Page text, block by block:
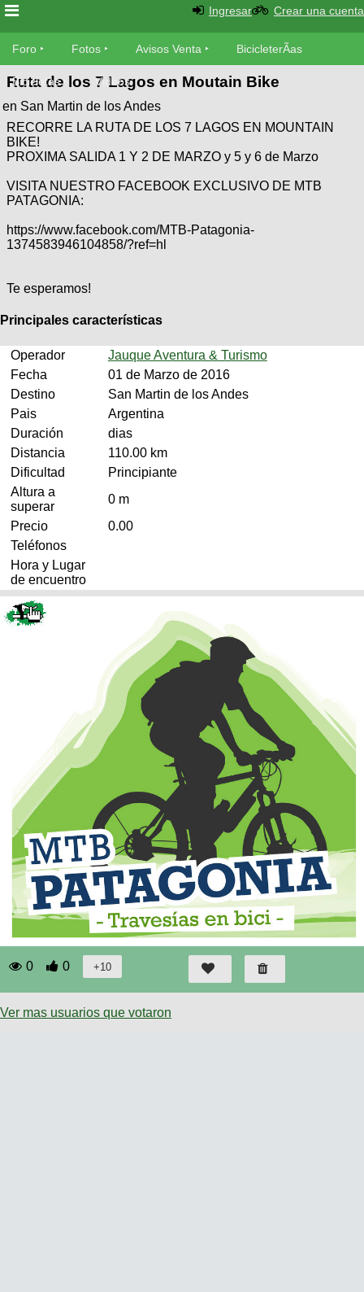
Foro
Foro
TÃ©cnica
MecÃ¡nica
Fotos
SUBÃ
tu foto
Galeria
XC
Viajes
Descenso
Dirt
BMX
Ruta,
triatlon
De
todo
Retro
Enduro
Ranking
Fotos
del
DÃA
Avisos
Ventas
SUBÃ
tu
aviso
Buscar
Ultimos
Categorias
COMPRO
CANJE
Mi
ReputaciÃ³n
Mis
Compras
Mis
Ventas
BicicleterÃ­
Bicicletas
Freerider
TÃ©cnica
MecÃ¡nica
Robadas
Noticias
Calendario
Videos
Cicloturismo
Salidas
Operadores
de
cicloturismo
Relatos
de
viajes
Foro
de
viajes
Usuarios
Ãšltimos
Buscar
Mis
Amigos
Actividad
de
Amigos
Ingresar Crear una cuenta
Foro Fotos Avisos Venta BicicleterÃ­as
Bicicletas Videos
Ruta de los 7 Lagos en Moutain Bike
en San Martin de los Andes
RECORRE LA RUTA DE LOS 7 LAGOS EN MOUNTAIN
BIKE!
PROXIMA SALIDA 1 Y 2 DE MARZO y 5 y 6 de Marzo
VISITA NUESTRO FACEBOOK EXCLUSIVO DE MTB
PATAGONIA:
https://www.facebook.com/MTB-Patagonia-
1374583946104858/?ref=hl
Te esperamos!
Principales características
Operador
Jauque Aventura & Turismo
Fecha
01 de Marzo de 2016
Destino
San Martin de los Andes
Pais
Argentina
Duración
dias
Distancia
110.00 km
Dificultad
Principiante
Altura a
superar
0 m
Precio
0.00
Teléfonos
Hora y Lugar
de encuentro
0 0
Ver mas usuarios que votaron